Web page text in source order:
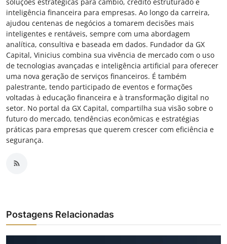
inteligência financeira para empresas. Ao longo da carreira,
ajudou centenas de negócios a tomarem decisões mais
inteligentes e rentáveis, sempre com uma abordagem
analítica, consultiva e baseada em dados. Fundador da GX
Capital, Vinicius combina sua vivência de mercado com o uso
de tecnologias avançadas e inteligência artificial para oferecer
uma nova geração de serviços financeiros. É também
palestrante, tendo participado de eventos e formações
voltadas à educação financeira e à transformação digital no
setor. No portal da GX Capital, compartilha sua visão sobre o
futuro do mercado, tendências econômicas e estratégias
práticas para empresas que querem crescer com eficiência e
segurança.
Postagens Relacionadas